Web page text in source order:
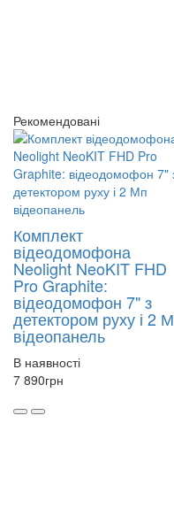
Рекомендовані
Комплект
відеодомофона
Neolight NeoKIT FHD
Pro Graphite:
відеодомофон 7" з
детектором руху і 2
відеопанель
В наявності
7 890грн